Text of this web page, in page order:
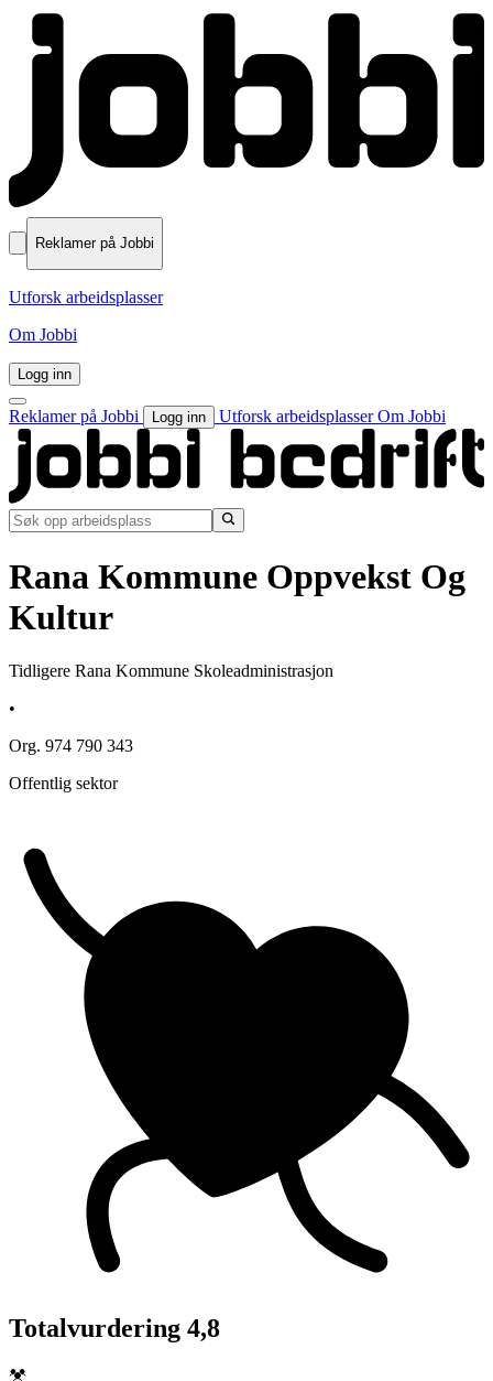
Reklamer på Jobbi
Utforsk arbeidsplasser
Om Jobbi
Logg inn
Reklamer på Jobbi Logg inn Utforsk arbeidsplasserOm Jobbi
Rana Kommune Oppvekst Og
Kultur
Tidligere Rana Kommune Skoleadministrasjon
•
Org. 974 790 343
Offentlig sektor
Totalvurdering 4,8